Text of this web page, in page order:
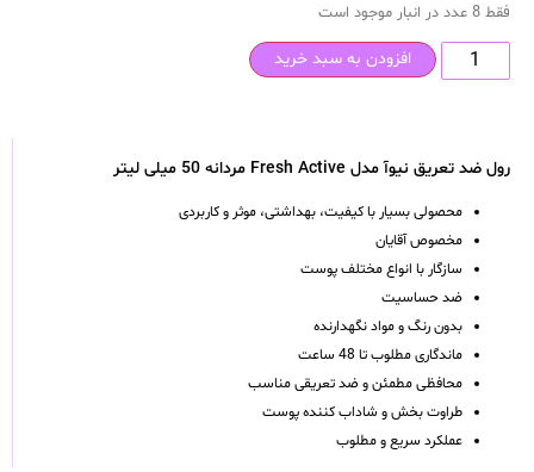
رول ضد تعریق نیوآ مدل Fresh Active مردانه 50 میلی لیتر
محصولی بسیار با کیفیت، بهداشتی، موثر و کاربردی
مخصوص آقایان
سازگار با انواع مختلف پوست
ضد حساسیت
بدون رنگ و مواد نگهدارنده
ماندگاری مطلوب تا 48 ساعت
محافظی مطمئن و ضد تعریقی مناسب
طراوت بخش و شاداب کننده پوست
عملکرد سریع و مطلوب
فقط 8 عدد در انبار موجود است
افزودن به سبد خرید